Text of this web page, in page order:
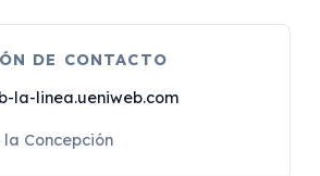
DE CONTACTO
la-linea.ueniweb.com
Concepción